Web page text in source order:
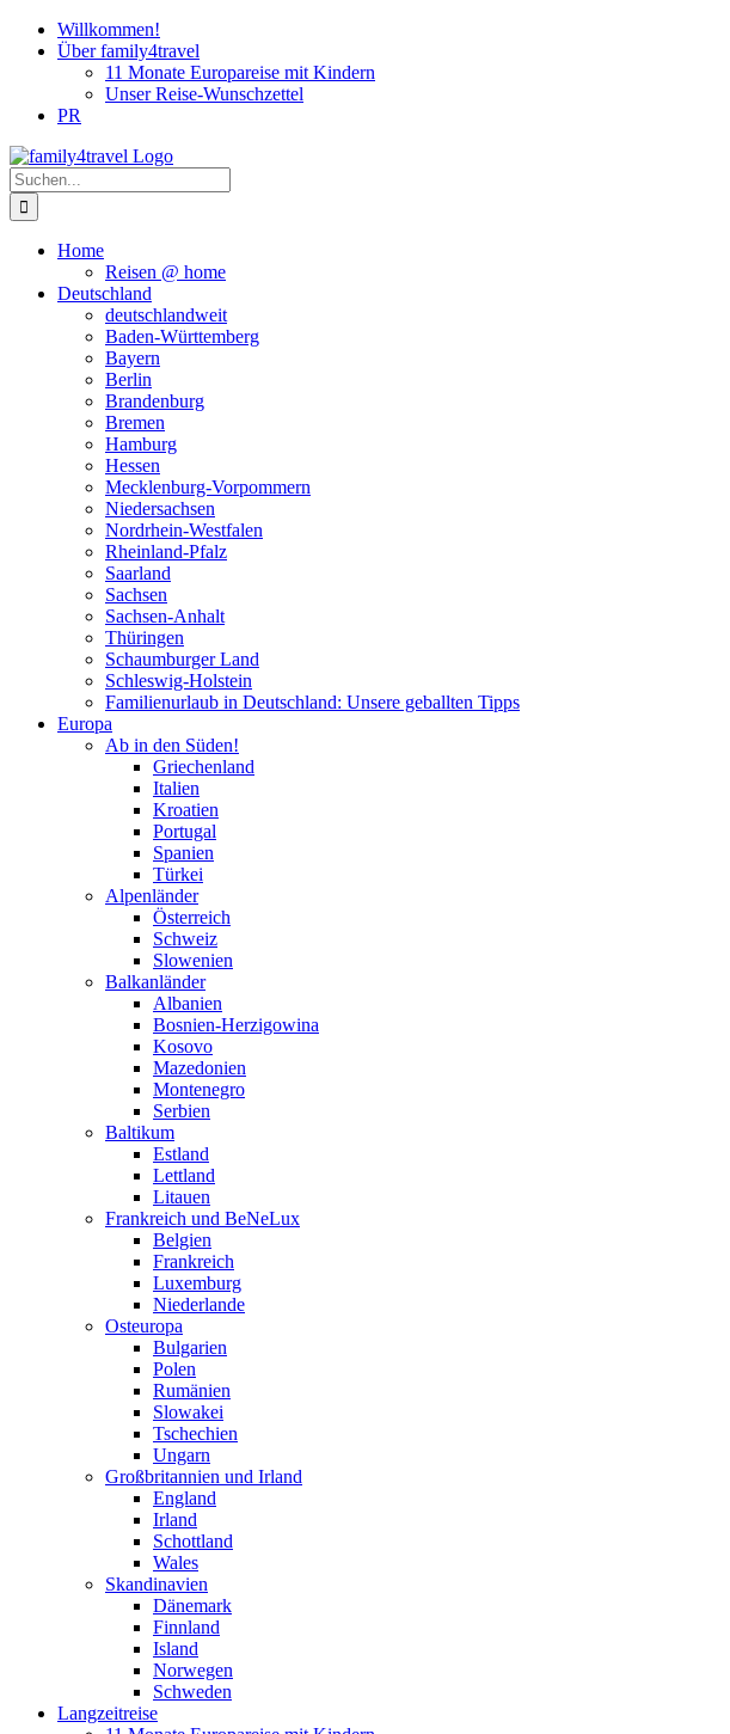
Zum
Inhalt
Willkommen!
Über family4travel
11 Monate Europareise mit Kindern
Unser Reise-Wunschzettel
PR
instagram
facebook
pinterest
Suche
nach:
Home
Reisen @ home
Deutschland
deutschlandweit
Baden-Württemberg
Bayern
Berlin
Brandenburg
Bremen
Hamburg
Hessen
Mecklenburg-Vorpommern
Niedersachsen
Nordrhein-Westfalen
Rheinland-Pfalz
Saarland
Sachsen
Sachsen-Anhalt
Thüringen
Schaumburger Land
Schleswig-Holstein
Familienurlaub in Deutschland: Unsere geballten Tipps
Europa
Ab in den Süden!
Griechenland
Italien
Kroatien
Portugal
Spanien
Türkei
Alpenländer
Österreich
Schweiz
Slowenien
Balkanländer
Albanien
Bosnien-Herzigowina
Kosovo
Mazedonien
Montenegro
Serbien
Baltikum
Estland
Lettland
Litauen
Frankreich und BeNeLux
Belgien
Frankreich
Luxemburg
Niederlande
Osteuropa
Bulgarien
Polen
Rumänien
Slowakei
Tschechien
Ungarn
Großbritannien und Irland
England
Irland
Schottland
Wales
Skandinavien
Dänemark
Finnland
Island
Norwegen
Schweden
Langzeitreise